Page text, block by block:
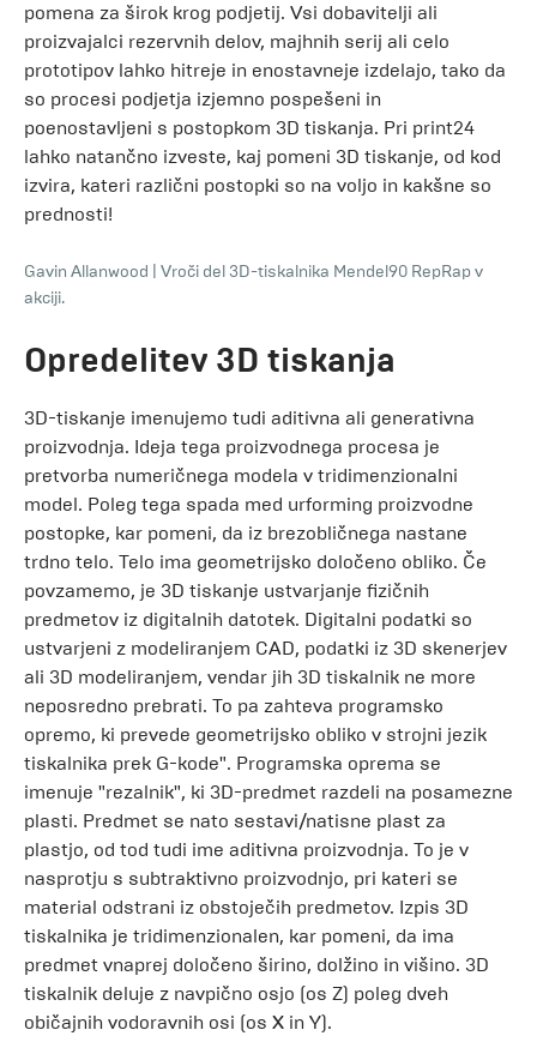
pomena za širok krog podjetij. Vsi dobavitelji ali
proizvajalci rezervnih delov, majhnih serij ali celo
prototipov lahko hitreje in enostavneje izdelajo, tako da
so procesi podjetja izjemno pospešeni in
poenostavljeni s postopkom 3D tiskanja. Pri print24
lahko natančno izveste, kaj pomeni 3D tiskanje, od kod
izvira, kateri različni postopki so na voljo in kakšne so
prednosti!
Gavin Allanwood
Vroči del 3D-tiskalnika Mendel90 RepRap v
akciji.
Opredelitev 3D tiskanja
3D-tiskanje imenujemo tudi aditivna ali generativna
proizvodnja. Ideja tega proizvodnega procesa je
pretvorba numeričnega modela v tridimenzionalni
model. Poleg tega spada med urforming proizvodne
postopke, kar pomeni, da iz brezobličnega nastane
trdno telo. Telo ima geometrijsko določeno obliko. Če
povzamemo, je 3D tiskanje ustvarjanje fizičnih
predmetov iz digitalnih datotek. Digitalni podatki so
ustvarjeni z modeliranjem CAD, podatki iz 3D skenerjev
ali 3D modeliranjem, vendar jih 3D tiskalnik ne more
neposredno prebrati. To pa zahteva programsko
opremo, ki prevede geometrijsko obliko v strojni jezik
tiskalnika prek G-kode". Programska oprema se
imenuje "rezalnik", ki 3D-predmet razdeli na posamezne
plasti. Predmet se nato sestavi/natisne plast za
plastjo, od tod tudi ime aditivna proizvodnja. To je v
nasprotju s subtraktivno proizvodnjo, pri kateri se
material odstrani iz obstoječih predmetov. Izpis 3D
tiskalnika je tridimenzionalen, kar pomeni, da ima
predmet vnaprej določeno širino, dolžino in višino. 3D
tiskalnik deluje z navpično osjo (os Z) poleg dveh
običajnih vodoravnih osi (os X in Y).